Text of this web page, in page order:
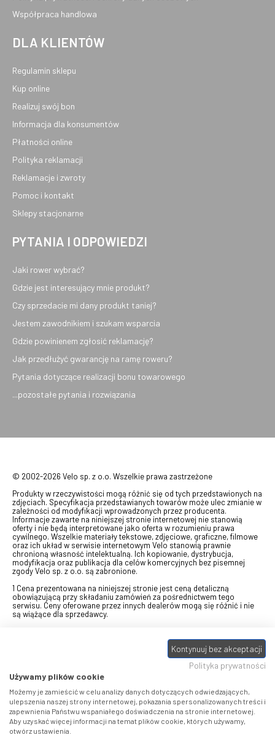
Współpraca handlowa
DLA KLIENTÓW
Regulamin sklepu
Kup online
Realizuj swój bon
Informacja dla konsumentów
Płatności online
Polityka reklamacji
Reklamacje i zwroty
Pomoc i kontakt
Sklepy stacjonarne
PYTANIA I ODPOWIEDZI
Jaki rower wybrać?
Gdzie jest interesujący mnie produkt?
Czy sprzedacie mi dany produkt taniej?
Jestem zawodnikiem i szukam wsparcia
Gdzie powinienem zgłosić reklamację?
Jak przedłużyć gwarancję na ramę roweru?
Pytania dotyczące realizacji bonu towarowego
...pozostałe pytania i rozwiązania
© 2002-2026 Velo sp. z o.o. Wszelkie prawa zastrzeżone
Produkty w rzeczywistości mogą różnić się od tych przedstawionych na
zdjęciach. Specyfikacja przedstawianych towarów może ulec zmianie w
zależności od modyfikacji wprowadzonych przez producenta.
Informacje zawarte na niniejszej stronie internetowej nie stanowią
oferty i nie będą interpretowane jako oferta w rozumieniu prawa
cywilnego. Wszelkie materiały tekstowe, zdjęciowe, graficzne, filmowe
oraz ich układ w serwisie internetowym Velo stanowią prawnie
chronioną własność intelektualną. Ich kopiowanie, dystrybucja,
modyfikacja oraz publikacja dla celów komercyjnych bez pisemnej
zgody Velo sp. z o.o. są zabronione.
1 Cena prezentowana na niniejszej stronie jest ceną detaliczną
obowiązującą przy składaniu zamówień za pośrednictwem tego
serwisu. Ceny oferowane przez innych dealerów mogą się różnić i nie
są wiążące dla sprzedawcy.
swój bon" na towary z oferty VELO, aktualnie dostępnej na stronie
, w ramach sprzedaży premiowej. Dowiedz się jak
stronie promocji. Prezentowana wartość
eBonu uwzględnia fakt wyrażenia - w procesie rejestracji w Panelu
klienta- zgody na otrzymywanie drogą mailową informacji handlowo-
marketingowe, np. newsletter rowerowy. W przypadku braku zgody
wartość eBonu zostanie obniżona o 10 zł.
Pamiętaj, że eBony za produkty SIDI dotyczą zakupów w sklepach
SIDI Center, produkty Castelli zakupów w placówkach tworzących
Castelli Center.
Kontynuuj bez akceptacji
Polityka prywatności
Używamy plików cookie
Możemy je zamieścić w celu analizy danych dotyczących odwiedzających,
ulepszenia naszej strony internetowej, pokazania spersonalizowanych treści i
zapewnienia Państwu wspaniałego doświadczenia na stronie internetowej.
Aby uzyskać więcej informacji na temat plików cookie, których używamy,
otwórz ustawienia.